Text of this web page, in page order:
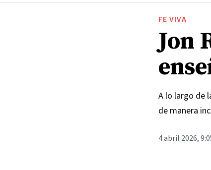
FE VIVA
Jon
A lo largo de
de manera
4 abril 2026,